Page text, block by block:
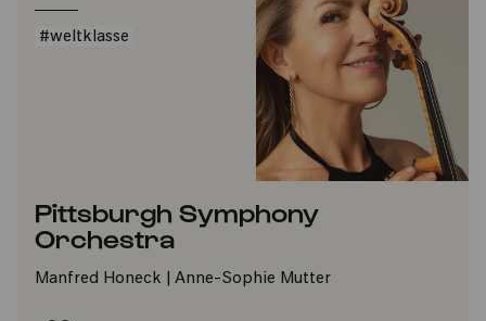
#weltklasse
Pittsburgh Symphony
Orchestra
Manfred Honeck | Anne-Sophie Mutter